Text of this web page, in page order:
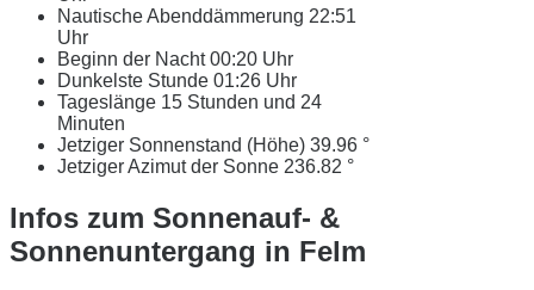
Nautische Abenddämmerung 22:51
Uhr
Beginn der Nacht00:20 Uhr
Dunkelste Stunde 01:26 Uhr
Tageslänge 15 Stunden und 24
Minuten
Jetziger Sonnenstand (Höhe) 39.96 °
Jetziger Azimut der Sonne 236.82 °
Infos zum Sonnenauf- &
Sonnenuntergang in Felm